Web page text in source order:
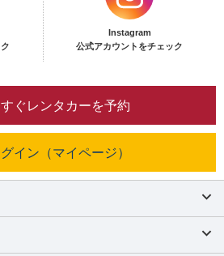
Instagram
公式アカウントをチェック
ぐレンタカーを予約
グイン（マイページ）